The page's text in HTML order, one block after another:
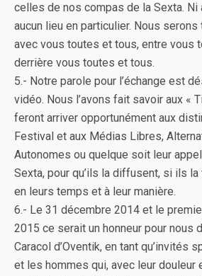
celles de nos compas de la Sexta. Ni
aucun lieu en particulier. Nous
avec vous toutes et tous, entre vous
derrière vous toutes et tous.
5.- Notre parole pour l’échange est
vidéo. Nous l’avons fait savoir aux «
feront arriver opportunément aux
Festival et aux Médias Libres,
Autonomes ou quelque soit leur
Sexta, pour qu’ils la diffusent, si ils
en leurs temps et à leur manière.
6.- Le 31 décembre 2014 et le
2015 ce serait un honneur pour nous
Caracol d’Oventik, en tant qu’invités
et les hommes qui, avec leur douleur